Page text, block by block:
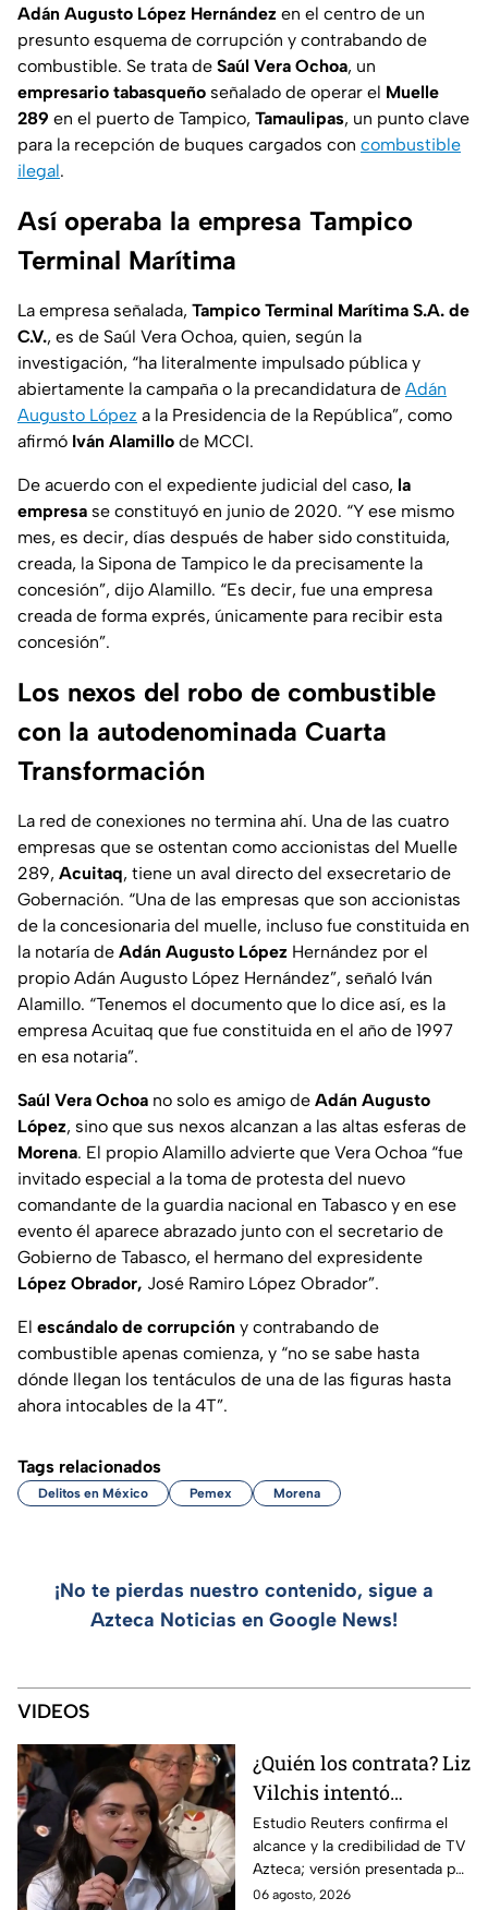
Adán Augusto López Hernández en el centro de un
presunto esquema de corrupción y contrabando de
combustible. Se trata de Saúl Vera Ochoa, un
empresario tabasqueño señalado de operar el Muelle
289 en el puerto de Tampico, Tamaulipas, un punto clave
para la recepción de buques cargados con combustible
ilegal.
Así operaba la empresa Tampico
Terminal Marítima
La empresa señalada, Tampico Terminal Marítima S.A. de
C.V., es de Saúl Vera Ochoa, quien, según la
investigación, “ha literalmente impulsado pública y
abiertamente la campaña o la precandidatura de Adán
Augusto López a la Presidencia de la República”, como
afirmó Iván Alamillo de MCCI.
De acuerdo con el expediente judicial del caso, la
empresa se constituyó en junio de 2020. “Y ese mismo
mes, es decir, días después de haber sido constituida,
creada, la Sipona de Tampico le da precisamente la
concesión”, dijo Alamillo. “Es decir, fue una empresa
creada de forma exprés, únicamente para recibir esta
concesión”.
Los nexos del robo de combustible
con la autodenominada Cuarta
Transformación
La red de conexiones no termina ahí. Una de las cuatro
empresas que se ostentan como accionistas del Muelle
289, Acuitaq, tiene un aval directo del exsecretario de
Gobernación. “Una de las empresas que son accionistas
de la concesionaria del muelle, incluso fue constituida en
la notaría de Adán Augusto López Hernández por el
propio Adán Augusto López Hernández”, señaló Iván
Alamillo. “Tenemos el documento que lo dice así, es la
empresa Acuitaq que fue constituida en el año de 1997
en esa notaria”.
Saúl Vera Ochoa no solo es amigo de Adán Augusto
López, sino que sus nexos alcanzan a las altas esferas de
Morena. El propio Alamillo advierte que Vera Ochoa “fue
invitado especial a la toma de protesta del nuevo
comandante de la guardia nacional en Tabasco y en ese
evento él aparece abrazado junto con el secretario de
Gobierno de Tabasco, el hermano del expresidente
López Obrador, José Ramiro López Obrador”.
El escándalo de corrupción y contrabando de
combustible apenas comienza, y “no se sabe hasta
dónde llegan los tentáculos de una de las figuras hasta
ahora intocables de la 4T”.
Tags relacionados
Delitos en México Pemex Morena
¡No te pierdas nuestro contenido, sigue a
Azteca Noticias en Google News!
VIDEOS
¿Quién los contrata? Liz
Vilchis intentó
desvirtuar estudio de
Reuters sobre la
credibilidad de TV
Estudio Reuters confirma el
alcance y la credibilidad de TV
Azteca; versión presentada por
Liz Vilchis fue cuestionada al
06 agosto, 2026